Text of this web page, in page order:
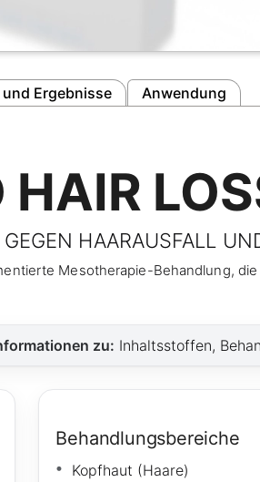
Ergebnisse Anwendung
HAIR
HAARAUSFALL
Mesotherapie-Behandlung,
zu: Inhaltsstoffen,
Behandlungsbereiche
Kopfhaut (Haare)